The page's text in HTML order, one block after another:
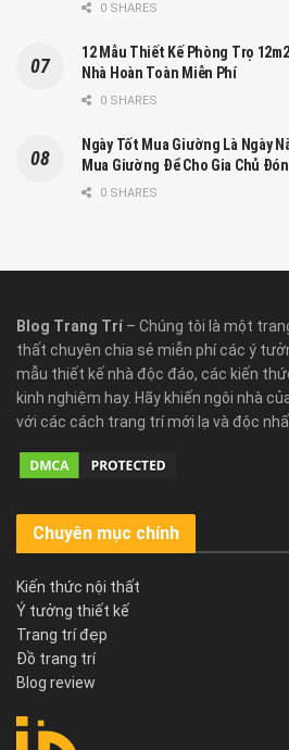
0 SHARES
12 Mẫu Thiết Kế Phòng Trọ
Nhà Hoàn Toàn Miễn Phí
0 SHARES
Ngày Tốt Mua Giường Là Ngày
Mua Giường Để Cho Gia Chủ
0 SHARES
Blog Trang Trí – Chúng tôi là một
thất chuyên chia sẻ miễn phí các ý
mẫu thiết kế nhà độc đáo, các kiến
kinh nghiệm hay. Hãy khiến ngôi nhà
với các cách trang trí mới lạ và độc
Chuyên mục chính
Kiến thức nội thất
Ý tưởng thiết kế
Trang trí đẹp
Đồ trang trí
Blog review